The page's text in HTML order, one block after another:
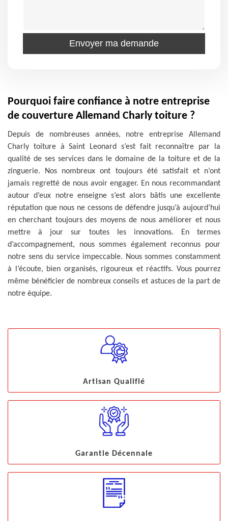
Pourquoi faire confiance à notre entreprise
de couverture Allemand Charly toiture ?
Depuis de nombreuses années, notre entreprise Allemand
Charly toiture à Saint Leonard s’est fait reconnaître par la
qualité de ses services dans le domaine de la toiture et de la
zinguerie. Nos nombreux ont toujours été satisfait et n’ont
jamais regretté de nous avoir engager. En nous recommandant
autour d’eux notre enseigne s’est alors bâtis une excellente
réputation que nous ne cessons de défendre jusqu’à aujourd’hui
en cherchant toujours des moyens de nous améliorer et nous
mettre à jour sur toutes les innovations. En termes
d’accompagnement, nous sommes également reconnus pour
notre sens du service impeccable. Nous sommes constamment
à l’écoute, bien organisés, rigoureux et réactifs. Vous pourrez
même bénéficier de nombreux conseils et astuces de la part de
notre équipe.
Artisan Qualifié
Garantie Décennale